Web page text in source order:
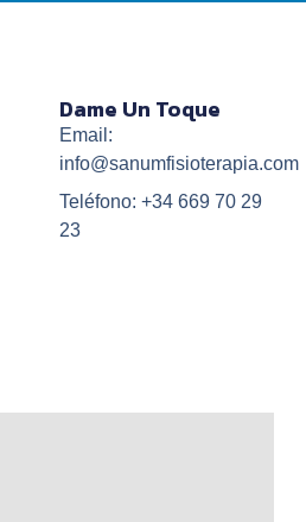
Dame Un Toque
Email:
info@sanumfisioterapia.com
Teléfono: +34 669 70 29
23